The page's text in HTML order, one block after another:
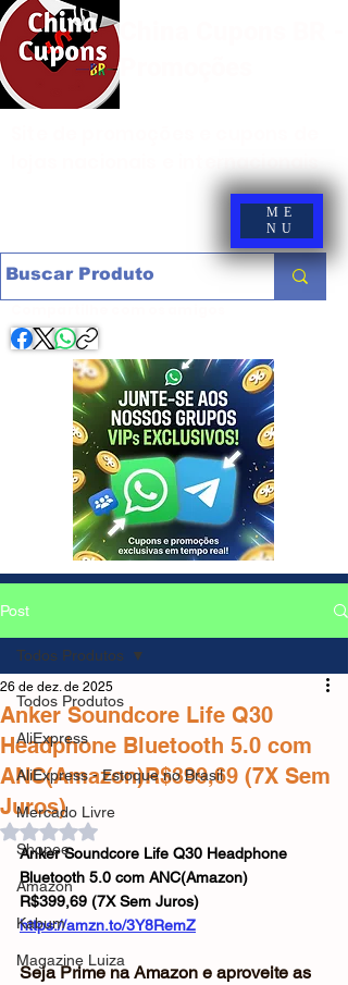
ME
NU
Post
Todos Produtos
AliExpress
AliExpress - Estoque no Brasil
Mercado Livre
Shopee
Amazon
Kabum
Magazine Luiza
Todos Produtos
Anker Soundcore Life Q30
Headphone Bluetooth 5.0 com
ANC(Amazon)R$399,69 (7X Sem
Juros)
26 de dez. de 2025
Avaliado com NaN de 5 estrelas.
Anker Soundcore Life Q30 Headphone
Bluetooth 5.0 com ANC(Amazon)
R$399,69 (7X Sem Juros)
https://amzn.to/3Y8RemZ
Seja Prime na Amazon e aproveite as